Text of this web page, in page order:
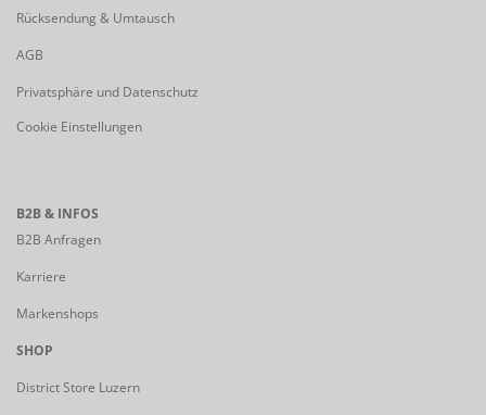
Rücksendung & Umtausch
AGB
Privatsphäre und Datenschutz
Cookie Einstellungen
B2B & INFOS
B2B Anfragen
Karriere
Markenshops
SHOP
District Store Luzern